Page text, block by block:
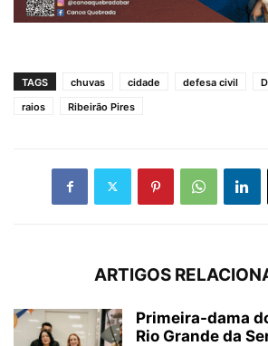
TAGS chuvas cidade defesa civil
raios
Ribeirão Pires
ARTIGOS
Primeira-dama
Rio Grande da